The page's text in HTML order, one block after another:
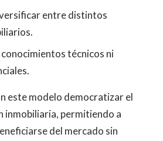
entre distintos
conocimientos técnicos ni
este modelo democratizar el
inmobiliaria, permitiendo a
del mercado sin